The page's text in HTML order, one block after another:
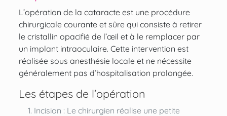
L’opération de la cataracte est une procédure
chirurgicale courante et sûre qui consiste à retirer
le cristallin opacifié de l’œil et à le remplacer par
un implant intraoculaire. Cette intervention est
réalisée sous anesthésie locale et ne nécessite
généralement pas d’hospitalisation prolongée.
Les étapes de l’opération
Incision : Le chirurgien réalise une petite